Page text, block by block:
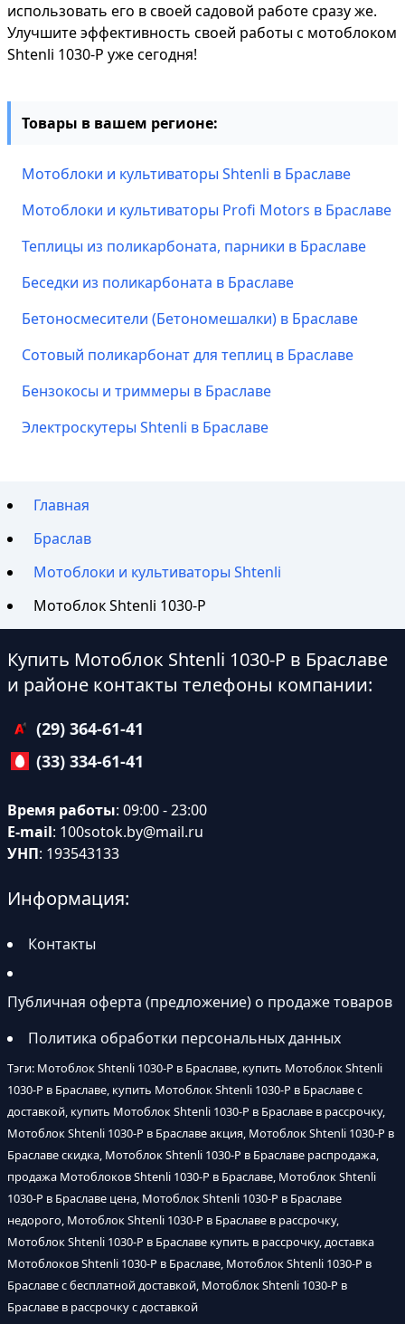
использовать его в своей садовой работе сразу же.
Улучшите эффективность своей работы с мотоблоком
Shtenli 1030-P уже сегодня!
Товары в вашем регионе:
Мотоблоки и культиваторы Shtenli в Браславе
Мотоблоки и культиваторы Profi Motors в Браславе
Теплицы из поликарбоната, парники в Браславе
Беседки из поликарбоната в Браславе
Бетоносмесители (Бетономешалки) в Браславе
Сотовый поликарбонат для теплиц в Браславе
Бензокосы и триммеры в Браславе
Электроскутеры Shtenli в Браславе
Главная
Браслав
Мотоблоки и культиваторы Shtenli
Мотоблок Shtenli 1030-P
Купить Мотоблок Shtenli 1030-P в Браславе
и районе контакты телефоны компании:
(29) 364-61-41
(33) 334-61-41
Время работы: 09:00 - 23:00
E-mail: 100sotok.by@mail.ru
УНП: 193543133
Информация:
Контакты
Публичная оферта (предложение) о продаже товаров
Политика обработки персональных данных
Тэги: Мотоблок Shtenli 1030-P в Браславе, купить Мотоблок Shtenli
1030-P в Браславе, купить Мотоблок Shtenli 1030-P в Браславе с
доставкой, купить Мотоблок Shtenli 1030-P в Браславе в рассрочку,
Мотоблок Shtenli 1030-P в Браславе акция, Мотоблок Shtenli 1030-P в
Браславе скидка, Мотоблок Shtenli 1030-P в Браславе распродажа,
продажа Мотоблоков Shtenli 1030-P в Браславе, Мотоблок Shtenli
1030-P в Браславе цена, Мотоблок Shtenli 1030-P в Браславе
недорого, Мотоблок Shtenli 1030-P в Браславе в рассрочку,
Мотоблок Shtenli 1030-P в Браславе купить в рассрочку, доставка
Мотоблоков Shtenli 1030-P в Браславе, Мотоблок Shtenli 1030-P в
Браславе с бесплатной доставкой, Мотоблок Shtenli 1030-P в
Браславе в рассрочку с доставкой